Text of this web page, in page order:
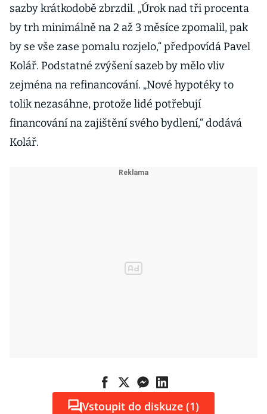
sazby krátkodobě zbrzdil. „Úrok nad tři procenta
by trh minimálně na 2 až 3 měsíce zpomalil, pak
by se vše zase pomalu rozjelo,“ předpovídá Pavel
Kolář. Podstatné zvýšení sazeb by mělo vliv
zejména na refinancování. „Nové hypotéky to
tolik nezasáhne, protože lidé potřebují
financování na zajištění svého bydlení,“ dodává
Kolář.
Vstoupit do diskuze (1)